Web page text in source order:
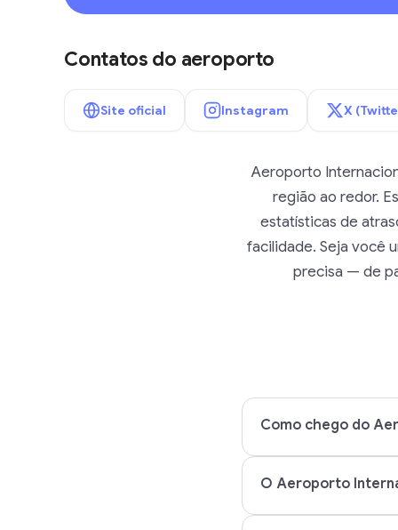
Contatos do aeroporto
Site oficial Instagram X
Aeroporto
região ao redor.
estatísticas de
facilidade. Seja você
precisa — de
Como chego do
O Aeroporto